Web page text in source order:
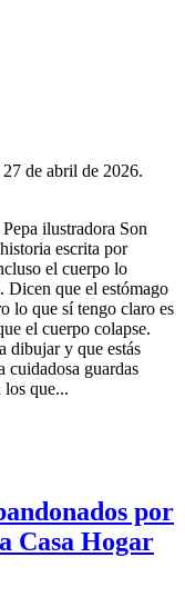
27 de abril de 2026.
ilustradora Son
escrita por
el cuerpo lo
Dicen que el estómago
lo que sí tengo claro es
el cuerpo colapse.
dibujar y que estás
cuidadosa guardas
los que...
por
Casa Hogar